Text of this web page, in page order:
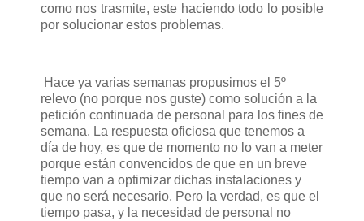
como nos trasmite, este haciendo todo lo posible
por solucionar estos problemas.
Hace ya varias semanas propusimos el 5º
relevo (no porque nos guste) como solución a la
petición continuada de personal para los fines de
semana. La respuesta oficiosa que tenemos a
día de hoy, es que de momento no lo van a meter
porque están convencidos de que en un breve
tiempo van a optimizar dichas instalaciones y
que no será necesario. Pero la verdad, es que el
tiempo pasa, y la necesidad de personal no